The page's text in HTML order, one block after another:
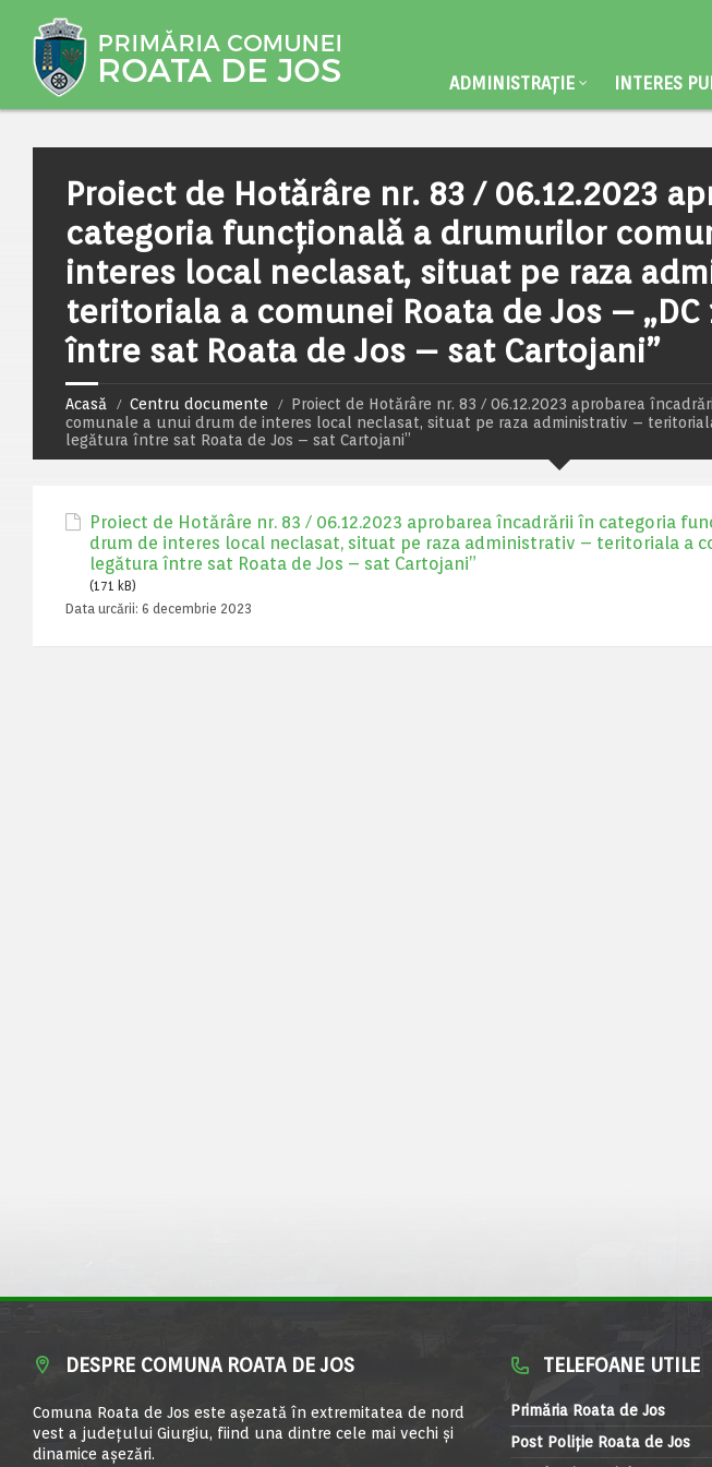
ADMINISTRAȚIE INTERES
Proiect de Hotărâre nr. 83 / 06.12.2023
categoria funcțională a drumurilor
interes local neclasat, situat pe raza
teritoriala a comunei Roata de Jos –
între sat Roata de Jos – sat Cartojani”
Acasă Centru documente
Proiect de Hotărâre nr. 83 / 06.12.2023 aprobarea
comunale a unui drum de interes local neclasat, situat pe raza administrativ – teritoriala
legătura între sat Roata de Jos – sat Cartojani”
Proiect de Hotărâre nr. 83 / 06.12.2023 aprobarea încadrării în categoria
drum de interes local neclasat, situat pe raza administrativ – teritoriala a
legătura între sat Roata de Jos – sat Cartojani”
(171 kB)
Data urcării: 6 decembrie 2023
DESPRE COMUNA ROATA DE JOS
Comuna Roata de Jos este aşezată în extremitatea de nord
vest a judeţului Giurgiu, fiind una dintre cele mai vechi şi
dinamice aşezări.
TELEFOANE UTILE
Primăria Roata de Jos
Post Poliție Roata de Jos